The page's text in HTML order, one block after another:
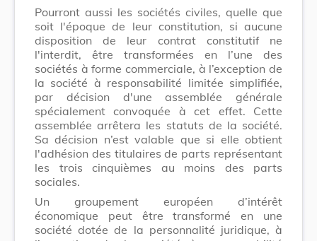
Pourront aussi les sociétés civiles, quelle que
soit l'époque de leur constitution, si aucune
disposition de leur contrat constitutif ne
l'interdit, être transformées en l’une des
sociétés à forme commerciale, à l’exception de
la société à responsabilité limitée simplifiée,
par décision d'une assemblée générale
spécialement convoquée à cet effet. Cette
assemblée arrêtera les statuts de la société.
Sa décision n’est valable que si elle obtient
l'adhésion des titulaires de parts représentant
les trois cinquièmes au moins des parts
sociales.
Un groupement européen d’intérêt
économique peut être transformé en une
société dotée de la personnalité juridique, à